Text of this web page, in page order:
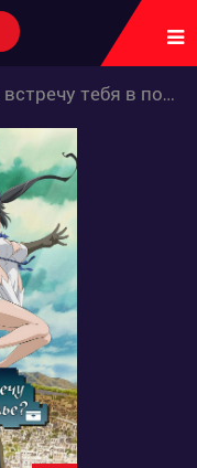
тебя в подземелье? 2 сезон